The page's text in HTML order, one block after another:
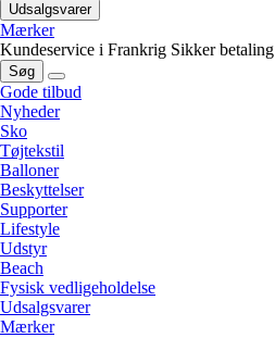
Udsalgsvarer
Mærker
Kundeservice i Frankrig Sikker betaling
Søg
Gode tilbud
Nyheder
Sko
Tøjtekstil
Balloner
Beskyttelser
Supporter
Lifestyle
Udstyr
Beach
Fysisk vedligeholdelse
Udsalgsvarer
Mærker